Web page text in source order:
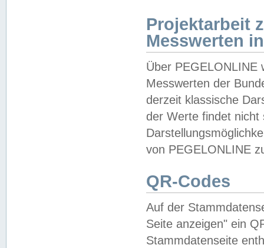
Projektarbeit
Messwerten
Über PEGELONLINE
Messwerten der
derzeit klassische
der Werte findet
von PEGELONLINE
QR-Codes
Auf der
Seite anzeigen" ein
Stammdatenseite